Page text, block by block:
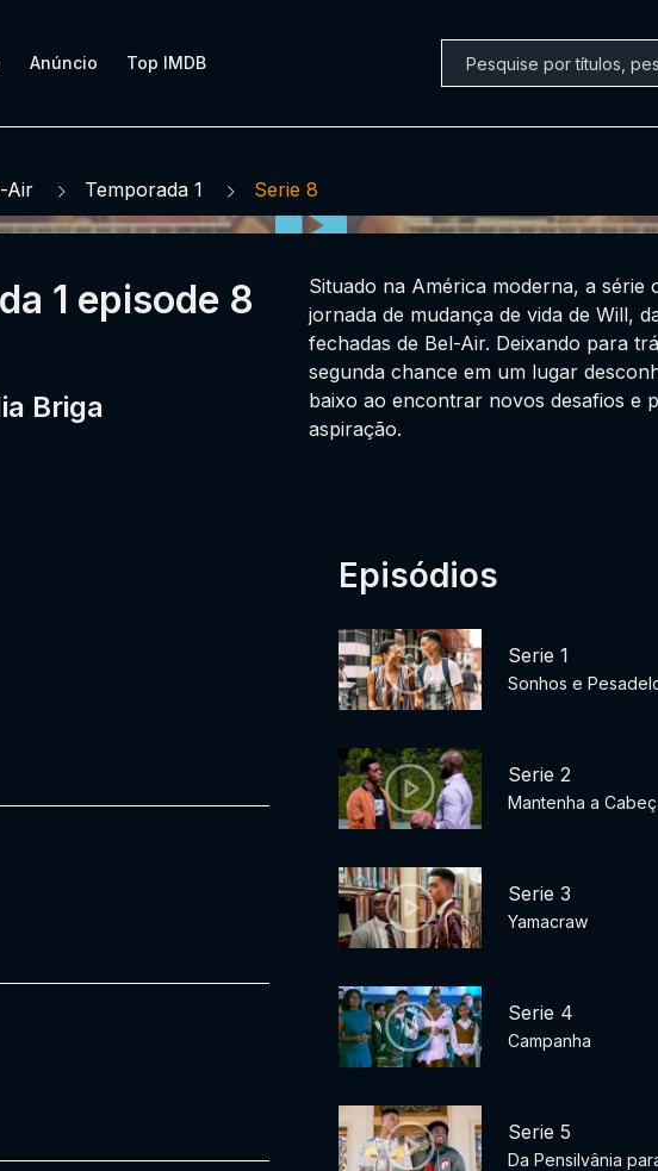
Anúncio Top IMDB
Air Temporada 1 Serie 8
1 episode 8
Briga
Situado na América moderna, a
jornada de mudança de vida de Will,
fechadas de Bel-Air. Deixando para
segunda chance em um lugar
baixo ao encontrar novos desafios e
aspiração.
Episódios
Serie 1
Sonhos e
Serie 2
Mantenha a
Serie 3
Yamacraw
Serie 4
Campanha
Serie 5
Da Pensilvânia